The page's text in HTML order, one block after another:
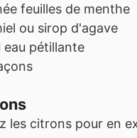
feuilles de menthe
ou sirop d'agave
eau pétillante
les citrons pour en